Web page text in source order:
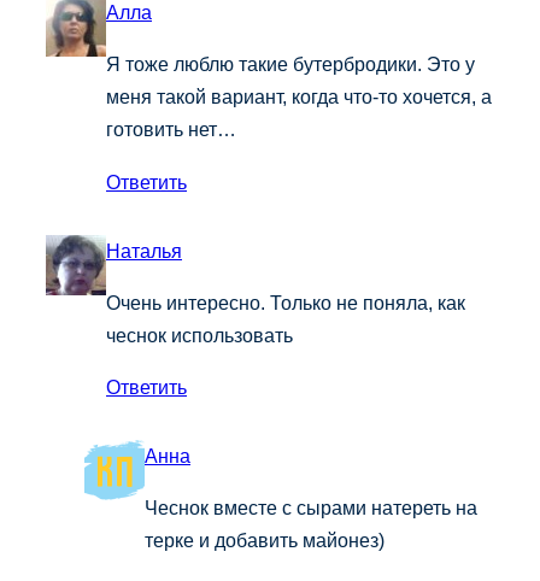
Алла
Я тоже люблю такие бутербродики. Это у
меня такой вариант, когда что-то хочется, а
готовить нет…
Ответить
Наталья
Очень интересно. Только не поняла, как
чеснок использовать
Ответить
Анна
Чеснок вместе с сырами натереть на
терке и добавить майонез)